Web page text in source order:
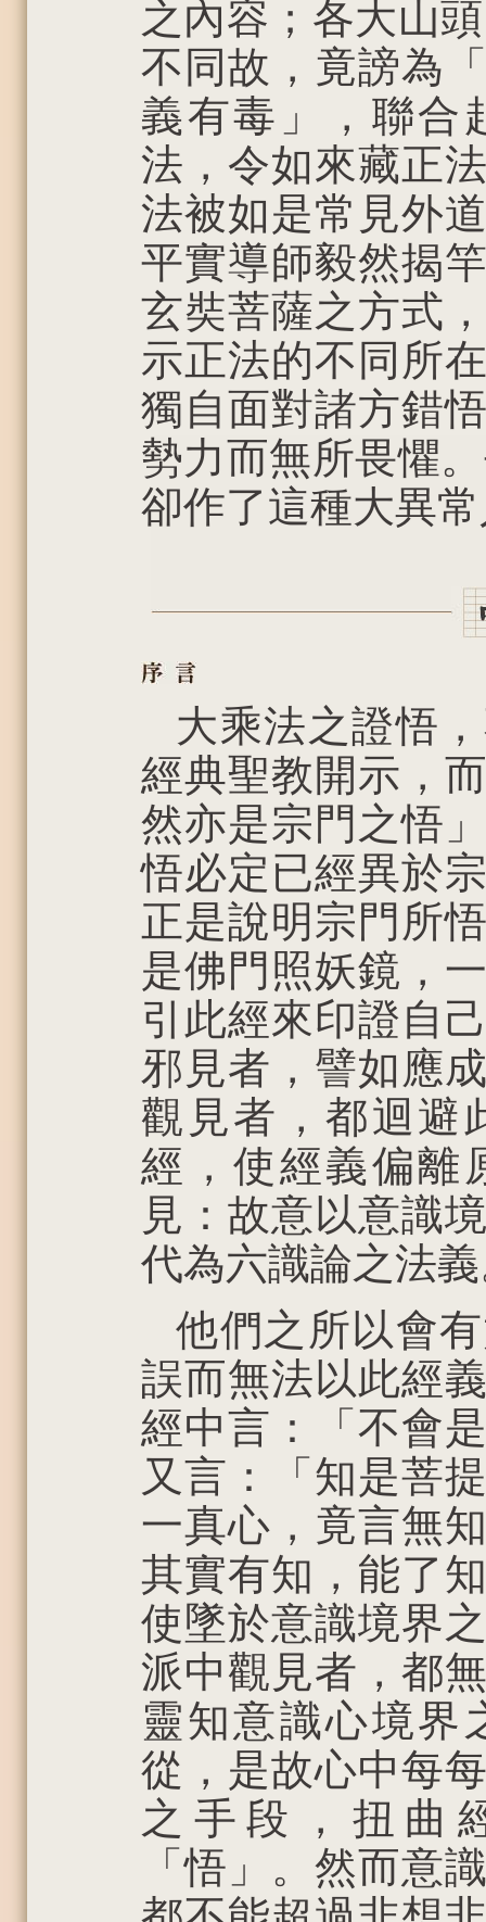
之內容；各大山
不同故，竟謗為
義有毒」，聯合
法，令如來藏正
法被如是常見外
平實導師毅然揭
玄奘菩薩之方式
示正法的不同所
獨自面對諸方錯
勢力而無所畏懼
卻作了這種大異
大乘法之證悟
經典聖教開示，
然亦是宗門之悟
悟必定已經異於
正是說明宗門所
是佛門照妖鏡，
引此經來印證自
邪見者，譬如應
觀見者，都迴避
經，使經義偏離
見：故意以意識
代為六識論之法
他們之所以會
誤而無法以此經
經中言：「不會
又言：「知是菩
一真心，竟言無
其實有知，能了
使墜於意識境界
派中觀見者，都
靈知意識心境界
從，是故心中每
之手段，扭曲
「悟」。然而意